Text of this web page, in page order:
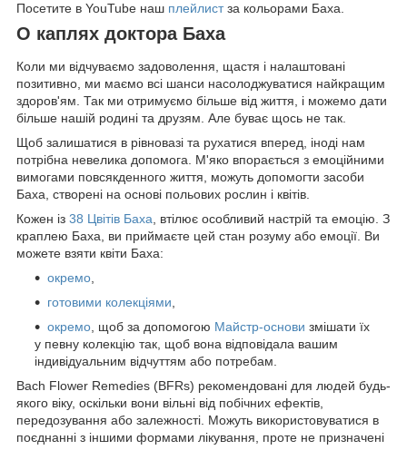
Посетите в YouTube наш плейлистза кольорами Баха.
О каплях доктора Баха
Коли ми відчуваємо задоволення, щастя і налаштовані
позитивно, ми маємо всі шанси насолоджуватися найкращим
здоров'ям. Так ми отримуємо більше від життя, і можемо дати
більше нашій родині та друзям. Але буває щось не так.
Щоб залишатися в рівновазі та рухатися вперед, іноді нам
потрібна невелика допомога. М'яко впорається з емоційними
вимогами повсякденного життя, можуть допомогти засоби
Баха, створені на основі польових рослин і квітів.
Кожен із 38 Цвітів Баха , втілює особливий настрій та емоцію. З
краплею Баха, ви приймаєте цей стан розуму або емоції. Ви
можете взяти квіти Баха:
окремо
готовими колекціями
окремо , щоб за допомогою Майстр-основи змішати їх
у певну колекцію так, щоб вона відповідала вашим
індивідуальним відчуттям або потребам.
Bach Flower Remedies (BFRs) рекомендовані для людей будь-
якого віку, оскільки вони вільні від побічних ефектів,
передозування або залежності. Можуть використовуватися в
поєднанні з іншими формами лікування, проте не призначені